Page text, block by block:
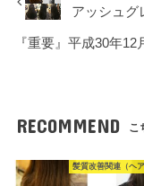
アッシュグ
『重要』平成30年
RECOMMEND こ
髪質改善関連（ヘア